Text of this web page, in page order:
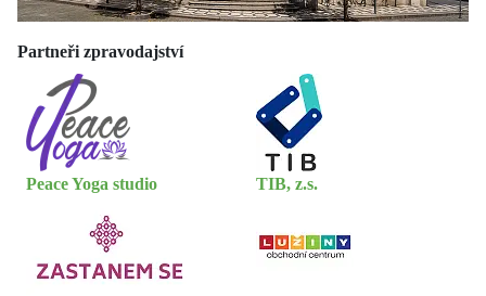
Partneři zpravodajství
Peace Yoga studio TIB, z.s.